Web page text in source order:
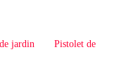
jardin
Pistolet de